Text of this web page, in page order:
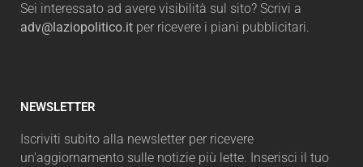
Sei interessato ad avere visibilità sul sito? Scrivi a
adv@laziopolitico.it per ricevere i piani pubblicitari.
NEWSLETTER
Iscriviti subito alla newsletter per ricevere
un'aggiornamento sulle notizie più lette. Inserisci il tuo